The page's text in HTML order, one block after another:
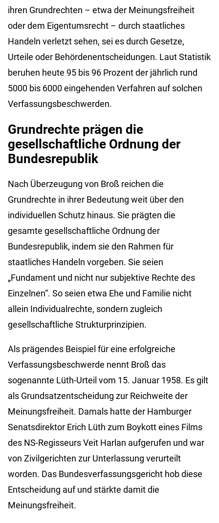
ihren Grundrechten – etwa der Meinungsfreiheit
oder dem Eigentumsrecht – durch staatliches
Handeln verletzt sehen, sei es durch Gesetze,
Urteile oder Behördenentscheidungen. Laut Statistik
beruhen heute 95 bis 96 Prozent der jährlich rund
5000 bis 6000 eingehenden Verfahren auf solchen
Verfassungsbeschwerden.
Grundrechte prägen die
gesellschaftliche Ordnung der
Bundesrepublik
Nach Überzeugung von Broß reichen die
Grundrechte in ihrer Bedeutung weit über den
individuellen Schutz hinaus. Sie prägten die
gesamte gesellschaftliche Ordnung der
Bundesrepublik, indem sie den Rahmen für
staatliches Handeln vorgeben. Sie seien
„Fundament und nicht nur subjektive Rechte des
Einzelnen“. So seien etwa Ehe und Familie nicht
allein Individualrechte, sondern zugleich
gesellschaftliche Strukturprinzipien.
Als prägendes Beispiel für eine erfolgreiche
Verfassungsbeschwerde nennt Broß das
sogenannte Lüth-Urteil vom 15. Januar 1958. Es gilt
als Grundsatzentscheidung zur Reichweite der
Meinungsfreiheit. Damals hatte der Hamburger
Senatsdirektor Erich Lüth zum Boykott eines Films
des NS-Regisseurs Veit Harlan aufgerufen und war
von Zivilgerichten zur Unterlassung verurteilt
worden. Das Bundesverfassungsgericht hob diese
Entscheidung auf und stärkte damit die
Meinungsfreiheit.